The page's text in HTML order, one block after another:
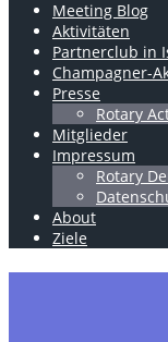
Meeting Blog
Aktivitäten
Partnerclub in
Champagner-
Presse
Rotary
Mitglieder
Impressum
Rotary
About
Ziele